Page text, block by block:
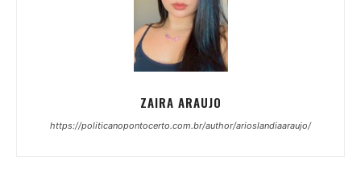
ZAIRA ARAUJO
https://politicanopontocerto.com.br/author/arioslandiaaraujo/